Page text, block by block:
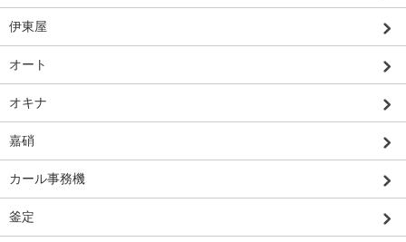
伊東屋
オート
オキナ
嘉硝
カール事務機
釜定